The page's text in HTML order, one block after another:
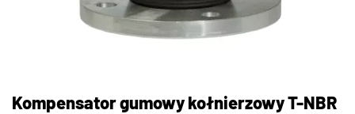
Kompensator gumowy kołnierzowy T-NBR